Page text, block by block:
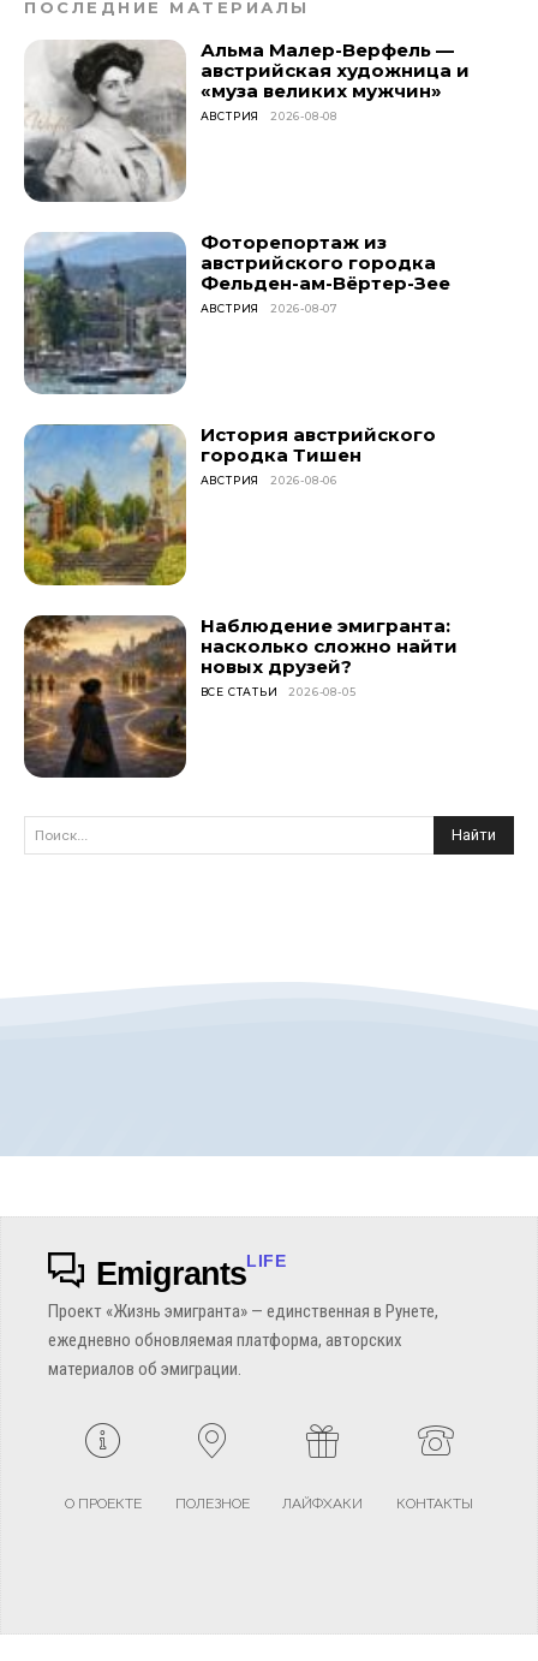
ПОСЛЕДНИЕ МАТЕРИАЛЫ
Альма Малер-Верфель —
австрийская художница и
«муза великих мужчин»
АВСТРИЯ 2026-08-08
Фоторепортаж из
австрийского городка
Фельден-ам-Вёртер-Зее
АВСТРИЯ 2026-08-07
История австрийского
городка Тишен
АВСТРИЯ 2026-08-06
Наблюдение эмигранта:
насколько сложно найти
новых друзей?
ВСЕ СТАТЬИ 2026-08-05
Поиск... Найти
EmigrantsLIFE
Проект «Жизнь эмигранта» — единственная в Рунете,
ежедневно обновляемая платформа, авторских
материалов об эмиграции.
О ПРОЕКТЕ ПОЛЕЗНОЕ ЛАЙФХАКИ КОНТАКТЫ